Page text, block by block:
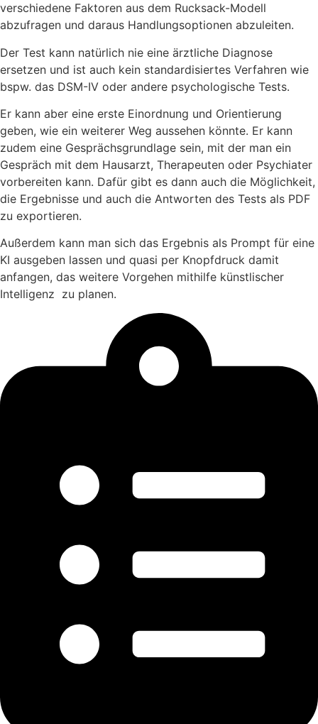
verschiedene Faktoren aus dem Rucksack-Modell
abzufragen und daraus Handlungsoptionen abzuleiten.
Der Test kann natürlich nie eine ärztliche Diagnose
ersetzen und ist auch kein standardisiertes Verfahren wie
bspw. das DSM-IV oder andere psychologische Tests.
Er kann aber eine erste Einordnung und Orientierung
geben, wie ein weiterer Weg aussehen könnte. Er kann
zudem eine Gesprächsgrundlage sein, mit der man ein
Gespräch mit dem Hausarzt, Therapeuten oder Psychiater
vorbereiten kann. Dafür gibt es dann auch die Möglichkeit,
die Ergebnisse und auch die Antworten des Tests als PDF
zu exportieren.
Außerdem kann man sich das Ergebnis als Prompt für eine
KI ausgeben lassen und quasi per Knopfdruck damit
anfangen, das weitere Vorgehen mithilfe künstlischer
Intelligenz zu planen.